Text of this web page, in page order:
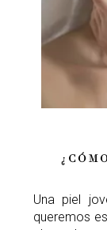
Una piel
queremos